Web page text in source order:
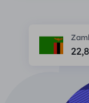
Một đặc
Ủy
Một
Bảo vệ
Giám
Chương
Đối tác
Học hỏi
Câu hỏi